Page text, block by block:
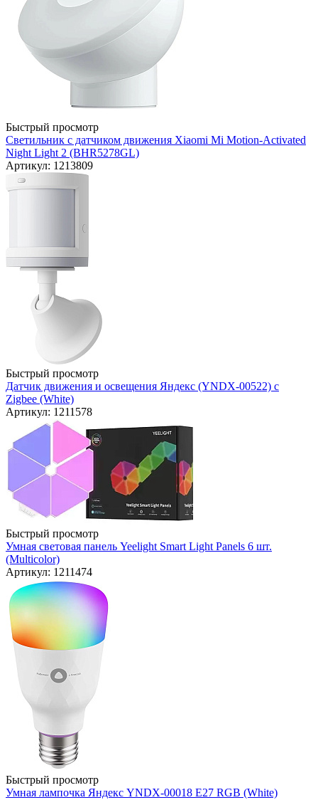
Быстрый просмотр
Светильник с датчиком движения Xiaomi Mi Motion-Activated
Night Light 2 (BHR5278GL)
Артикул: 1213809
Быстрый просмотр
Датчик движения и освещения Яндекс (YNDX-00522) с
Zigbee (White)
Артикул: 1211578
Быстрый просмотр
Умная световая панель Yeelight Smart Light Panels 6 шт.
(Multicolor)
Артикул: 1211474
Быстрый просмотр
Умная лампочка Яндекс YNDX-00018 E27 RGB (White)